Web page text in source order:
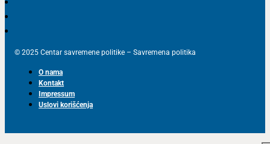
© 2025 Centar savremene politike – Savremena politika
O nama
Kontakt
Impressum
Uslovi korišćenja